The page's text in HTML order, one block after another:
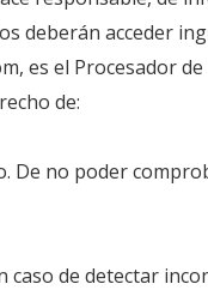
deberán acceder
es el Procesador
de:
De no poder
de detectar